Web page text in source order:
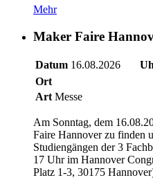
Mehr
Maker Faire
Datum 16.08.2026
Ort
Art Messe
Am Sonntag, dem
Faire Hannover zu finden
Studiengängen der 3
17 Uhr im Hannover
Platz 1-3, 30175